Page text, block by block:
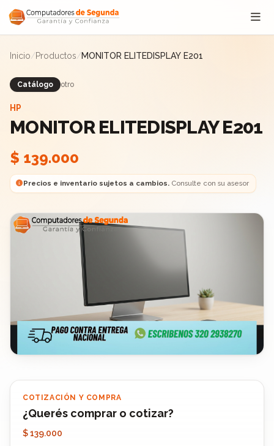
Saltar al contenido
Inicio/Productos/MONITOR ELITEDISPLAY E201
Catálogo otro
HP
MONITOR ELITEDISPLAY E201
$ 139.000
Precios e inventario sujetos a cambios.Consulte con su asesor
COTIZACIÓN Y COMPRA
¿Querés comprar o cotizar?
$ 139.000